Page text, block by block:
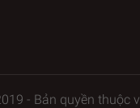
- Bản quyền thuộc